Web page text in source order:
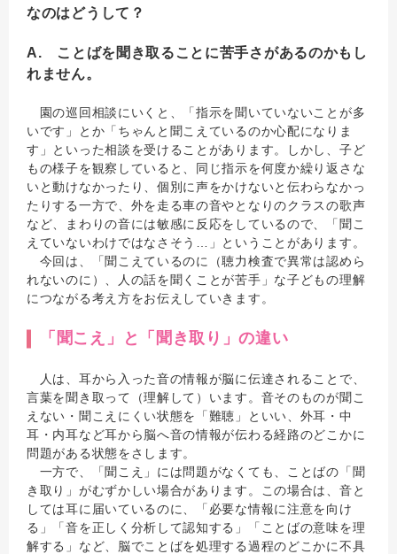
なのはどうして？
A. ことばを聞き取ることに苦手さがあるのかもし
れません。
園の巡回相談にいくと、「指示を聞いていないことが多
いです」とか「ちゃんと聞こえているのか心配になりま
す」といった相談を受けることがあります。しかし、子ど
もの様子を観察していると、同じ指示を何度か繰り返さな
いと動けなかったり、個別に声をかけないと伝わらなかっ
たりする一方で、外を走る車の音やとなりのクラスの歌声
など、まわりの音には敏感に反応をしているので、「聞こ
えていないわけではなさそう…」ということがあります。
今回は、「聞こえているのに（聴力検査で異常は認めら
れないのに）、人の話を聞くことが苦手」な子どもの理解
につながる考え方をお伝えしていきます。
「聞こえ」と「聞き取り」の違い
人は、耳から入った音の情報が脳に伝達されることで、
言葉を聞き取って（理解して）います。音そのものが聞こ
えない・聞こえにくい状態を「難聴」といい、外耳・中
耳・内耳など耳から脳へ音の情報が伝わる経路のどこかに
問題がある状態をさします。
一方で、「聞こえ」には問題がなくても、ことばの「聞
き取り」がむずかしい場合があります。この場合は、音と
しては耳に届いているのに、「必要な情報に注意を向け
る」「音を正しく分析して認知する」「ことばの意味を理
解する」など、脳でことばを処理する過程のどこかに不具